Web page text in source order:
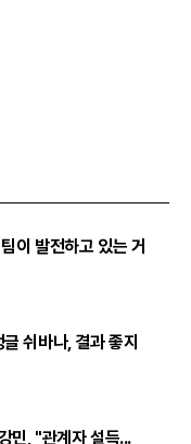
이 발전하고 있는 거
쉬바나, 결과 좋지
민, "관계자 설득...